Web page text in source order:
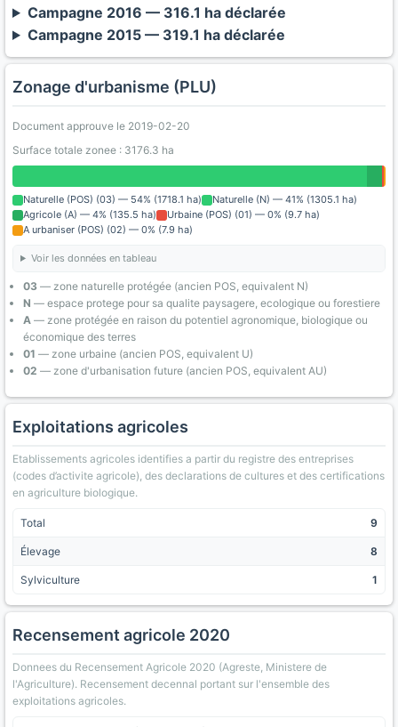
Campagne 2016 — 316.1 ha déclarée
Campagne 2015 — 319.1 ha déclarée
Zonage d'urbanisme (PLU)
Document approuve le 2019-02-20
Surface totale zonee : 3176.3 ha
Naturelle (POS) (03) — 54% (1718.1 ha)
Naturelle (N) — 41% (1305.1 ha)
Agricole (A) — 4% (135.5 ha)
Urbaine (POS) (01) — 0% (9.7 ha)
A urbaniser (POS) (02) — 0% (7.9 ha)
Voir les données en tableau
03 — zone naturelle protégée (ancien POS, equivalent N)
N — espace protege pour sa qualite paysagere, ecologique ou forestiere
A — zone protégée en raison du potentiel agronomique, biologique ou
économique des terres
01 — zone urbaine (ancien POS, equivalent U)
02 — zone d'urbanisation future (ancien POS, equivalent AU)
Exploitations agricoles
Etablissements agricoles identifies a partir du registre des entreprises
(codes d’activite agricole), des declarations de cultures et des certifications
en agriculture biologique.
Total 9
Élevage 8
Sylviculture 1
Recensement agricole 2020
Donnees du Recensement Agricole 2020 (Agreste, Ministere de
l'Agriculture). Recensement decennal portant sur l'ensemble des
exploitations agricoles.